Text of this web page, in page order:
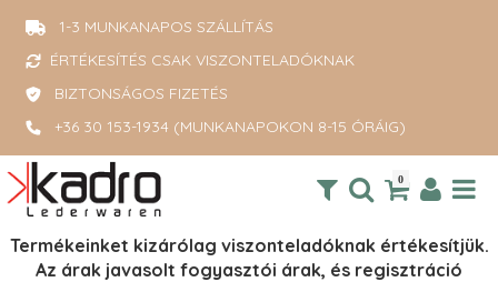
1-3 MUNKANAPOS SZÁLLÍTÁS
ÉRTÉKESÍTÉS CSAK VISZONTELADÓKNAK
BIZTONSÁGOS FIZETÉS
+36 30 153-1934 (MUNKANAPOKON 8-15 ÓRÁIG)
0
Termékeinket kizárólag viszonteladóknak értékesítjük.
Az árak javasolt fogyasztói árak, és regisztráció